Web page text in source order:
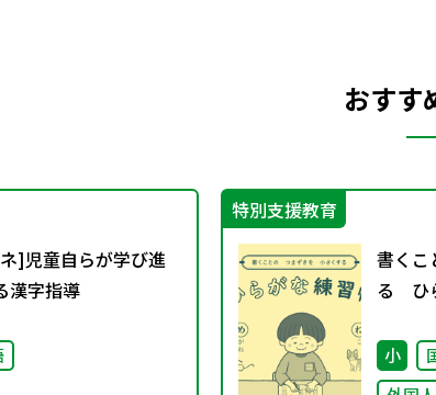
おすす
]児童自らが学び進
漢字指導
特別支援教育
書くこ
る ひ
小